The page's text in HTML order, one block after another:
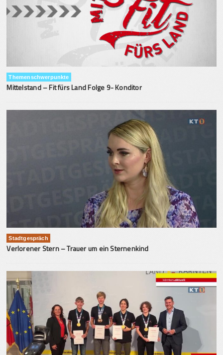
Themenschwerpunkte
Mittelstand – Fit fürs Land Folge 9- Konditor
Stadtgespräch
Verlorener Stern – Trauer um ein Sternenkind